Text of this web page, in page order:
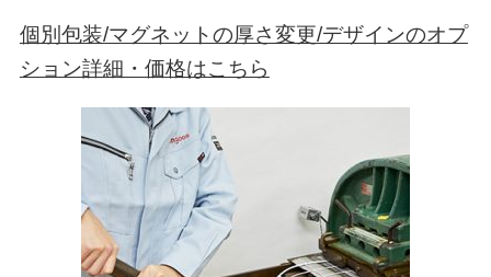
個別包装/マグネットの厚さ変更/デザインのオプ
ション詳細・価格はこちら